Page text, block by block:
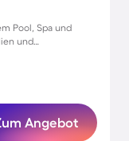
Pool, Spa und
und
Angebot